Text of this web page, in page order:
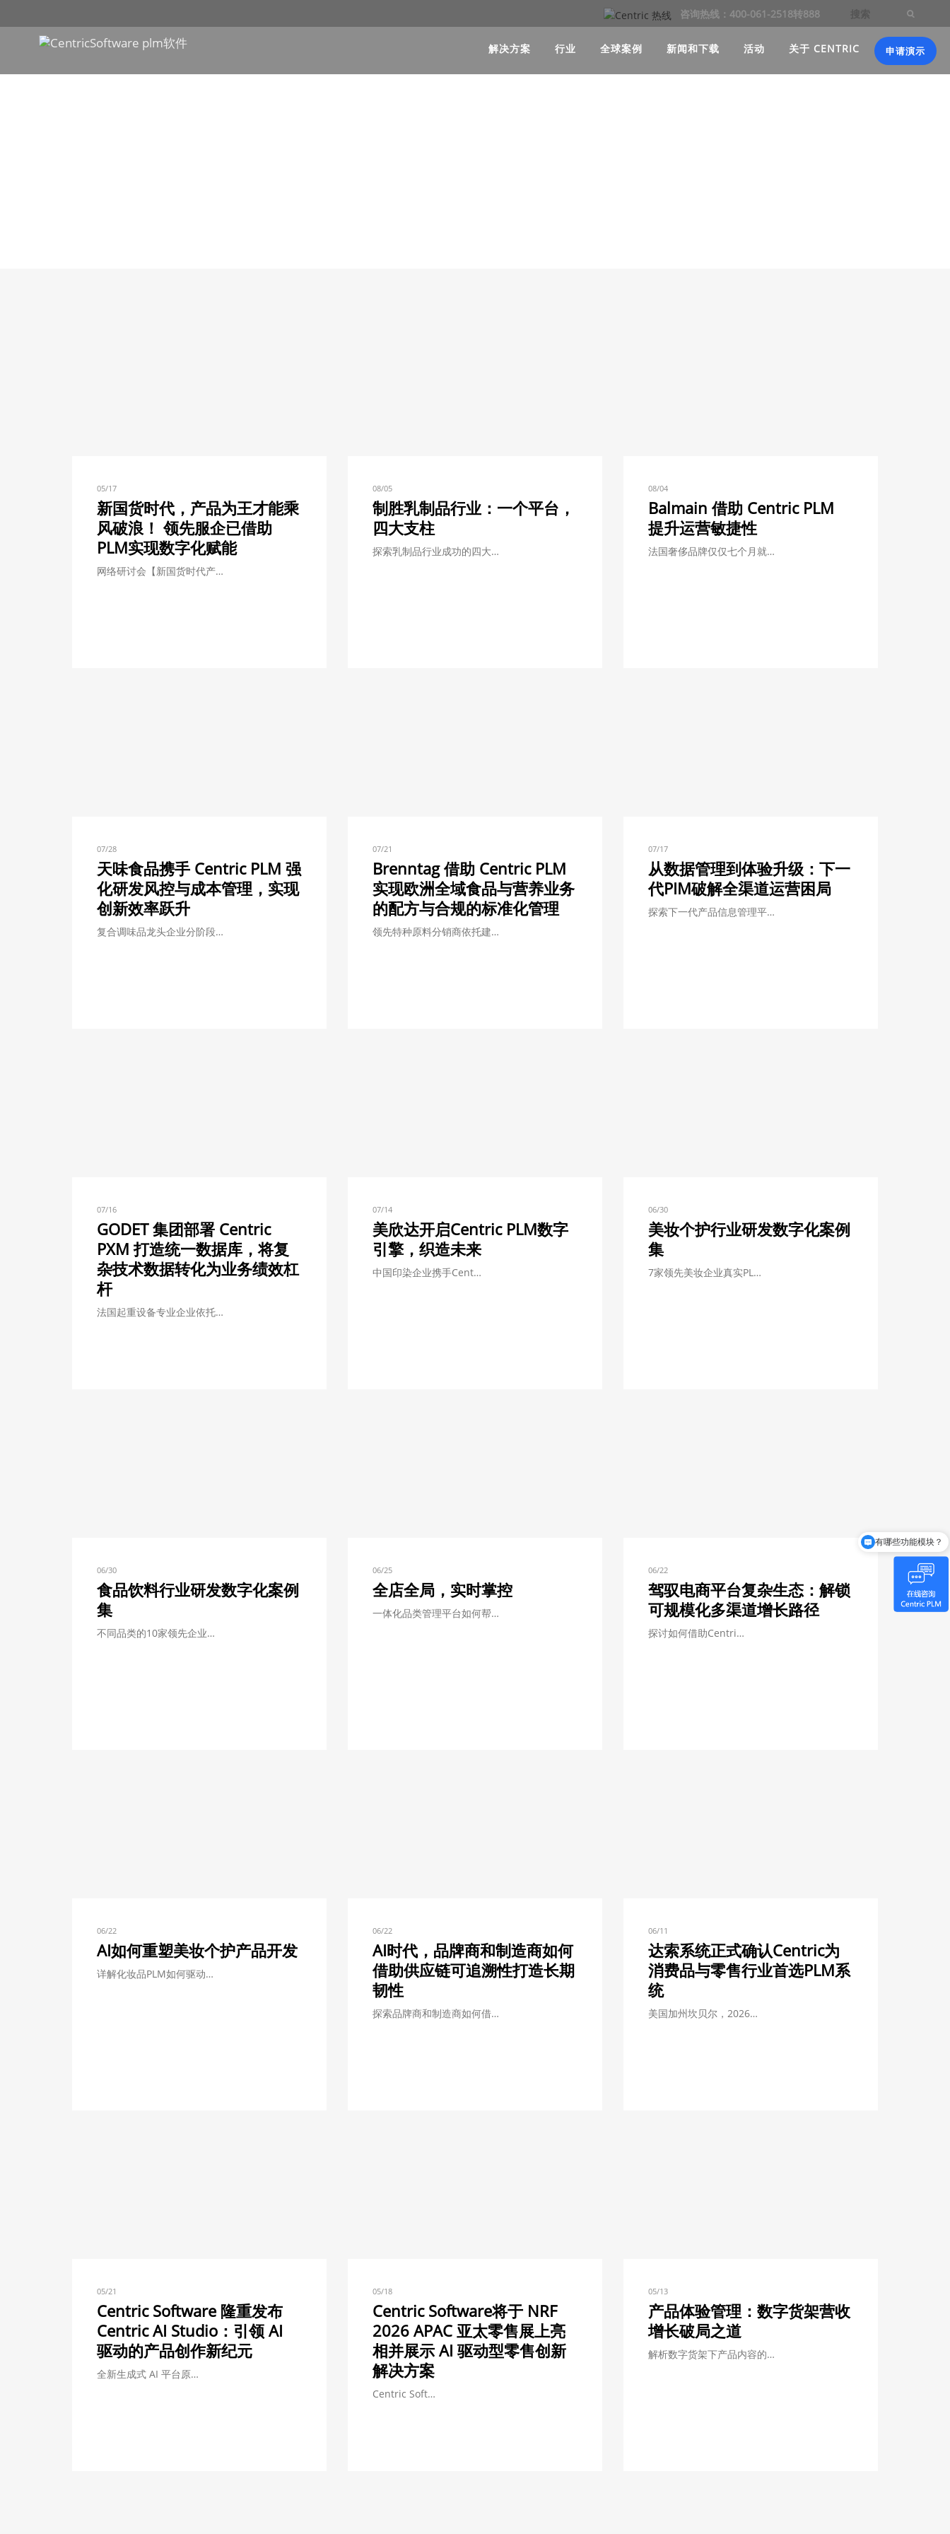
咨询热线：400-061-2518转888
解决方案 行业 全球案例 新闻和下载 活动 关于 CENTRIC 申请演示
05/17
新国货时代，产品为王才能乘
风破浪！ 领先服企已借助
PLM实现数字化赋能
网络研讨会【新国货时代产…
08/05
制胜乳制品行业：一个平台，
四大支柱
探索乳制品行业成功的四大…
08/04
Balmain 借助 Centric PLM
提升运营敏捷性
法国奢侈品牌仅仅七个月就…
07/28
天味食品携手 Centric PLM 强
化研发风控与成本管理，实现
创新效率跃升
复合调味品龙头企业分阶段…
07/21
Brenntag 借助 Centric PLM
实现欧洲全域食品与营养业务
的配方与合规的标准化管理
领先特种原料分销商依托建…
07/17
从数据管理到体验升级：下一
代PIM破解全渠道运营困局
探索下一代产品信息管理平…
07/16
GODET 集团部署 Centric
PXM 打造统一数据库，将复
杂技术数据转化为业务绩效杠
杆
法国起重设备专业企业依托…
07/14
美欣达开启Centric PLM数字
引擎，织造未来
中国印染企业携手Cent…
06/30
美妆个护行业研发数字化案例
集
7家领先美妆企业真实PL…
06/30
食品饮料行业研发数字化案例
集
不同品类的10家领先企业…
06/25
全店全局，实时掌控
一体化品类管理平台如何帮…
06/22
驾驭电商平台复杂生态：解锁
可规模化多渠道增长路径
探讨如何借助Centri…
06/22
AI如何重塑美妆个护产品开发
详解化妆品PLM如何驱动…
06/22
AI时代，品牌商和制造商如何
借助供应链可追溯性打造长期
韧性
探索品牌商和制造商如何借…
06/11
达索系统正式确认Centric为
消费品与零售行业首选PLM系
统
美国加州坎贝尔，2026…
05/21
Centric Software 隆重发布
Centric AI Studio：引领 AI
驱动的产品创作新纪元
全新生成式 AI 平台原…
05/18
Centric Software将于 NRF
2026 APAC 亚太零售展上亮
相并展示 AI 驱动型零售创新
解决方案
Centric Soft…
05/13
产品体验管理：数字货架营收
增长破局之道
解析数字货架下产品内容的…
如何收费和实施？